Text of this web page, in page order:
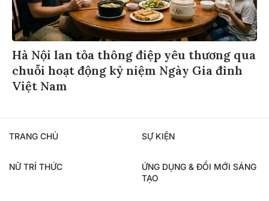
Hà Nội lan tỏa thông điệp yêu thương qua
chuỗi hoạt động kỷ niệm Ngày Gia đình
Việt Nam
TRANG CHỦ SỰ KIỆN
NỮ TRÍ THỨC
ỨNG DỤNG & ĐỔI MỚI SÁNG
TẠO